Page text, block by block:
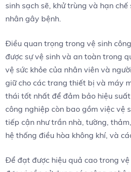
sinh sạch sẽ, khử trùng và hạn
nhân gây bệnh.
Điều quan trọng trong vệ sinh
được sự vệ sinh và an toàn trong
vệ sức khỏe của nhân viên và
giữ cho các trang thiết bị và máy
thái tốt nhất để đảm bảo hiệu
công nghiệp còn bao gồm việc vệ
tiếp cận như trần nhà, tường,
hệ thống điều hòa không khí, và
Để đạt được hiệu quả cao trong